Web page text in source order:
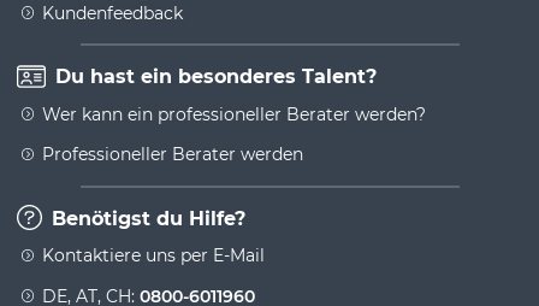
Kundenfeedback
Du hast ein besonderes Talent?
Wer kann ein professioneller Berater werden?
Professioneller Berater werden
Benötigst du Hilfe?
Kontaktiere uns per E-Mail
DE, AT, CH: 0800-6011960